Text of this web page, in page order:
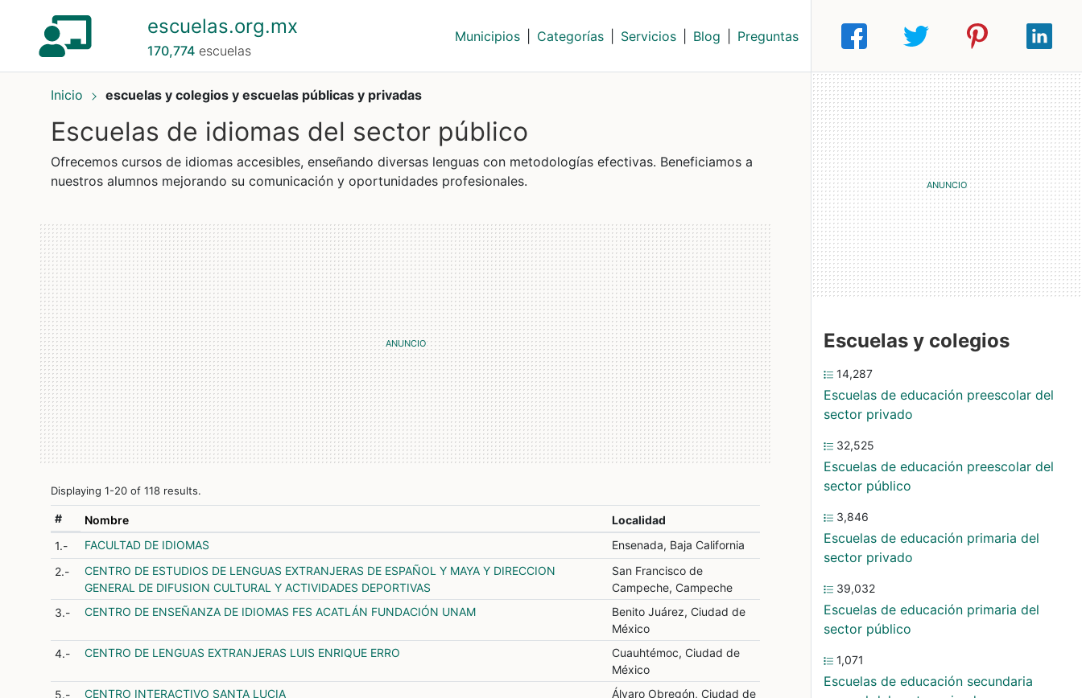
escuelas.org.mx
170,774escuelas
Municipios Categorías Servicios Blog Preguntas
Inicio escuelas y colegios y escuelas públicas y privadas
Escuelas de idiomas del sector público
Ofrecemos cursos de idiomas accesibles, enseñando diversas lenguas con metodologías efectivas. Beneficiamos a
nuestros alumnos mejorando su comunicación y oportunidades profesionales.
Displaying 1-20 of 118 results.
# Nombre
Localidad
1.-
FACULTAD DE IDIOMAS
Ensenada, Baja California
2.-
CENTRO DE ESTUDIOS DE LENGUAS EXTRANJERAS DE ESPAÑOL Y MAYA Y DIRECCION
GENERAL DE DIFUSION CULTURAL Y ACTIVIDADES DEPORTIVAS
San Francisco de
Campeche, Campeche
3.-
CENTRO DE ENSEÑANZA DE IDIOMAS FES ACATLÁN FUNDACIÓN UNAM
Benito Juárez, Ciudad de
México
4.-
CENTRO DE LENGUAS EXTRANJERAS LUIS ENRIQUE ERRO
Cuauhtémoc, Ciudad de
México
5.-
CENTRO INTERACTIVO SANTA LUCIA
Álvaro Obregón, Ciudad de
Escuelas y colegios
14,287
Escuelas de educación preescolar del
sector privado
32,525
Escuelas de educación preescolar del
sector público
3,846
Escuelas de educación primaria del
sector privado
39,032
Escuelas de educación primaria del
sector público
1,071
Escuelas de educación secundaria